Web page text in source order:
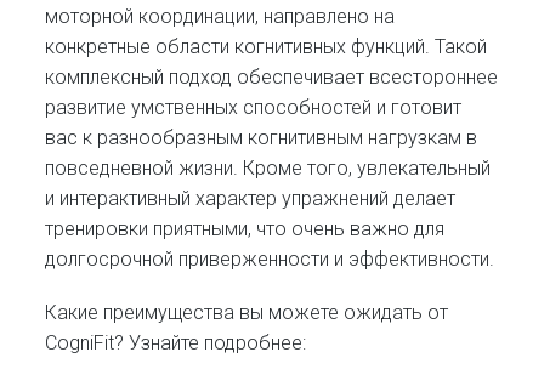
моторной координации, направлено на
конкретные области когнитивных функций. Такой
комплексный подход обеспечивает всестороннее
развитие умственных способностей и готовит
вас к разнообразным когнитивным нагрузкам в
повседневной жизни. Кроме того, увлекательный
и интерактивный характер упражнений делает
тренировки приятными, что очень важно для
долгосрочной приверженности и эффективности.
Какие преимущества вы можете ожидать от
CogniFit? Узнайте подробнее: